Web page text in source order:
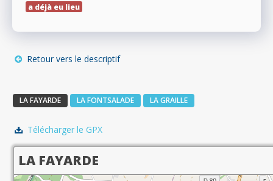
RÉSULTATS
PHOTOS/VIDÉOS
a déjà eu lieu
Retour vers le descriptif
LA FAYARDE LA FONTSALADE LA GRAILLE
Télécharger le GPX
LA FAYARDE